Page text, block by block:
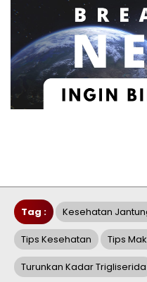
Tag : Kesehatan
Tips Kesehatan Tips
Turunkan Kadar Trigliserida